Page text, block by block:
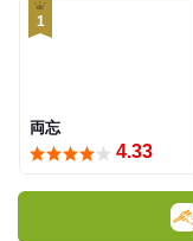
1
両忘
4.33